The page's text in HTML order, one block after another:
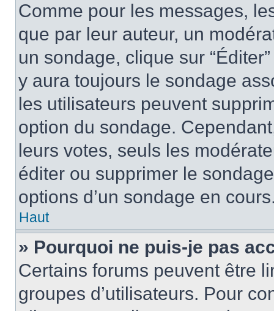
Comme pour les messages,
que par leur auteur, un
un sondage, clique sur
y aura toujours le sondage
les utilisateurs peuvent
option du sondage.
leurs votes, seuls les
éditer ou supprimer le
options d’un sondage en
Haut
» Pourquoi ne puis-je pas
Certains forums peuvent être
groupes d’utilisateurs. Pour